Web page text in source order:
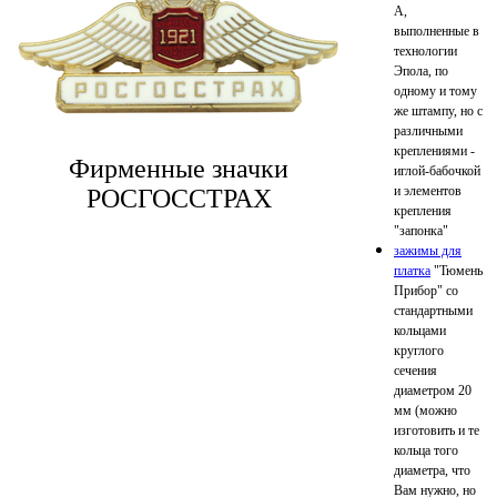
Фирменные значки
РОСГОССТРАХ
А,
выполненные в
технологии
Эпола, по
одному и тому
же штампу, но с
различными
креплениями -
иглой-бабочкой
и элементов
крепления
"запонка"
зажимы для
платка "Тюмень
Прибор" со
стандартными
кольцами
круглого
сечения
диаметром 20
мм (можно
изготовить и те
кольца того
диаметра, что
Вам нужно, но